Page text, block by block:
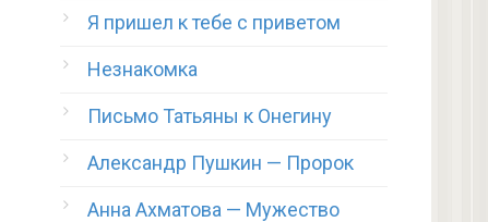
Я пришел к тебе с приветом
Незнакомка
Письмо Татьяны к Онегину
Александр Пушкин — Пророк
Анна Ахматова — Мужество